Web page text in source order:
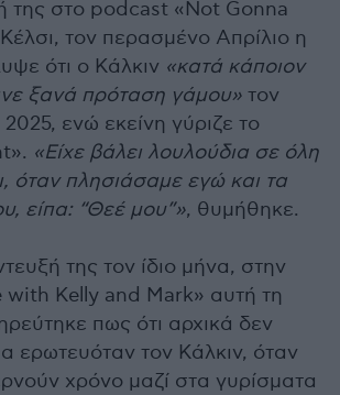
της στο podcast «Not Gonna
Κέλσι, τον περασμένο Απρίλιο η
ότι ο Κάλκιν «κατά κάποιον
ξανά πρόταση γάμου» τον
ενώ εκείνη γύριζε το
«Είχε βάλει λουλούδια σε όλη
όταν πλησιάσαμε εγώ και τα
είπα: “Θεέ μου”», θυμήθηκε.
της τον ίδιο μήνα, στην
with Kelly and Mark» αυτή τη
πως ότι αρχικά δεν
ερωτευόταν τον Κάλκιν, όταν
χρόνο μαζί στα γυρίσματα